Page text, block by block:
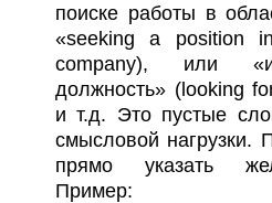
поиске работы в
«seeking a position
company), или
должность» (looking
и т.д. Это пустые
смысловой нагрузки.
прямо указать
Пример: